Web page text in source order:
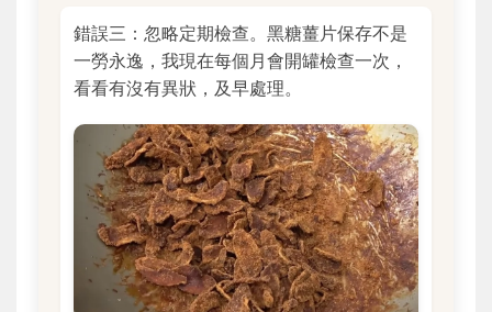
錯誤三：忽略定期檢查。黑糖薑片保存不是
一勞永逸，我現在每個月會開罐檢查一次，
看看有沒有異狀，及早處理。